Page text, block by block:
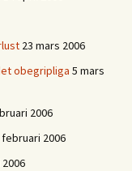
23 mars 2006
obegripliga 5 mars
2006
februari 2006